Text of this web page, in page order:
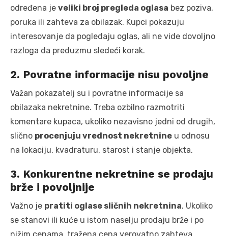
određena je veliki broj pregleda oglasa bez poziva,
poruka ili zahteva za obilazak. Kupci pokazuju
interesovanje da pogledaju oglas, ali ne vide dovoljno
razloga da preduzmu sledeći korak.
2. Povratne informacije nisu povoljne
Važan pokazatelj su i povratne informacije sa
obilazaka nekretnine. Treba ozbilno razmotriti
komentare kupaca, ukoliko nezavisno jedni od drugih,
slično procenjuju vrednost nekretnine u odnosu
na lokaciju, kvadraturu, starost i stanje objekta.
3. Konkurentne nekretnine se prodaju
brže i povoljnije
Važno je pratiti oglase sličnih nekretnina. Ukoliko
se stanovi ili kuće u istom naselju prodaju brže i po